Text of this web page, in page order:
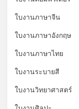
ใบงานภาษาจีน
ใบงานภาษาอังกฤษ
ใบงานภาษาไทย
ใบงานระบายสี
ใบงานวิทยาศาสตร์